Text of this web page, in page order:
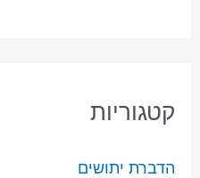
קטגוריות
הדברת יתושים